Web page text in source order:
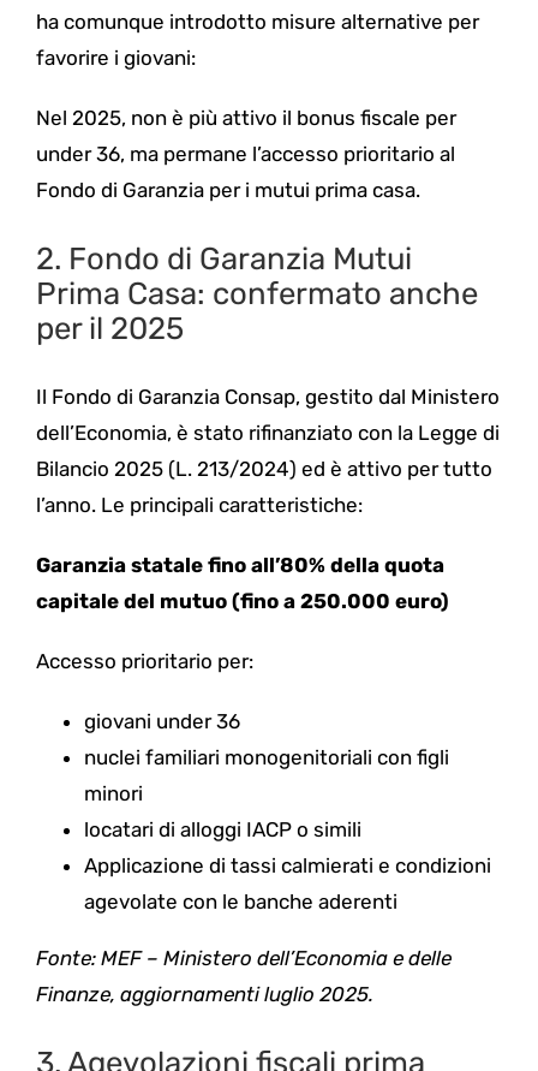
ha comunque introdotto misure alternative per
favorire i giovani:
Nel 2025, non è più attivo il bonus fiscale per
under 36, ma permane l’accesso prioritario al
Fondo di Garanzia per i mutui prima casa.
2. Fondo di Garanzia Mutui
Prima Casa: confermato anche
per il 2025
Il Fondo di Garanzia Consap, gestito dal Ministero
dell’Economia, è stato rifinanziato con la Legge di
Bilancio 2025 (L. 213/2024) ed è attivo per tutto
l’anno. Le principali caratteristiche:
Garanzia statale fino all’80% della quota
capitale del mutuo (fino a 250.000 euro)
Accesso prioritario per:
giovani under 36
nuclei familiari monogenitoriali con figli
minori
locatari di alloggi IACP o simili
Applicazione di tassi calmierati e condizioni
agevolate con le banche aderenti
Fonte: MEF – Ministero dell’Economia e delle
Finanze, aggiornamenti luglio 2025.
3. Agevolazioni fiscali prima